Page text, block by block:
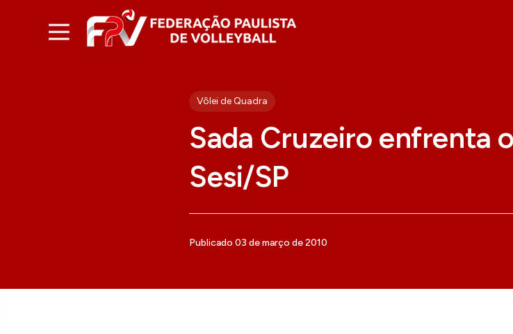
Vôlei de Quadra
Sada Cruzeiro enfrenta
Sesi/SP
Publicado 03 de março de 2010